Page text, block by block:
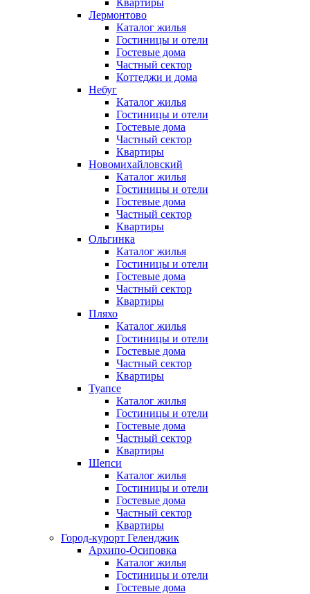
Квартиры
Лермонтово
Каталог жилья
Гостиницы и отели
Гостевые дома
Частный сектор
Коттеджи и дома
Небуг
Каталог жилья
Гостиницы и отели
Гостевые дома
Частный сектор
Квартиры
Новомихайловский
Каталог жилья
Гостиницы и отели
Гостевые дома
Частный сектор
Квартиры
Ольгинка
Каталог жилья
Гостиницы и отели
Гостевые дома
Частный сектор
Квартиры
Пляхо
Каталог жилья
Гостиницы и отели
Гостевые дома
Частный сектор
Квартиры
Туапсе
Каталог жилья
Гостиницы и отели
Гостевые дома
Частный сектор
Квартиры
Шепси
Каталог жилья
Гостиницы и отели
Гостевые дома
Частный сектор
Квартиры
Город-курорт Геленджик
Архипо-Осиповка
Каталог жилья
Гостиницы и отели
Гостевые дома